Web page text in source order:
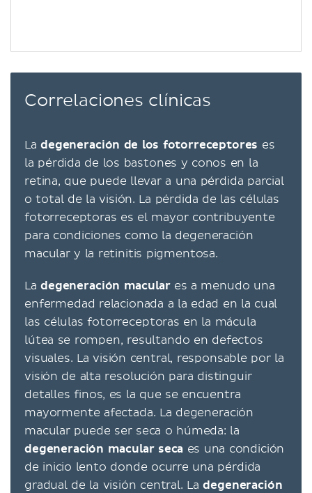
Correlaciones clínicas
Ladegeneración de los fotorreceptores es
la pérdida de los bastones y conos en la
retina, que puede llevar a una pérdida parcial
o total de la visión. La pérdida de las células
fotorreceptoras es el mayor contribuyente
para condiciones como la degeneración
macular y la retinitis pigmentosa.
Ladegeneración maculares a menudo una
enfermedad relacionada a la edad en la cual
las células fotorreceptoras en la mácula
lútea se rompen, resultando en defectos
visuales. La visión central, responsable por la
visión de alta resolución para distinguir
detalles finos, es la que se encuentra
mayormente afectada. La degeneración
macular puede ser seca o húmeda: la
degeneración macular seca es una condición
de inicio lento donde ocurre una pérdida
gradual de la visión central. Ladegeneración